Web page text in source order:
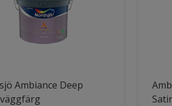
Ambiance Deep